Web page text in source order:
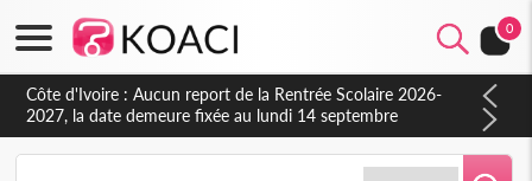
0
Côte d'Ivoire : Aucun report de la Rentrée Scolaire 2026-
2027, la date demeure fixée au lundi 14 septembre
(Ministère)